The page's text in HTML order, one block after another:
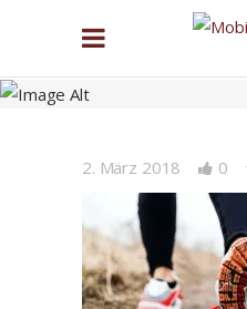
2. März 2018 0